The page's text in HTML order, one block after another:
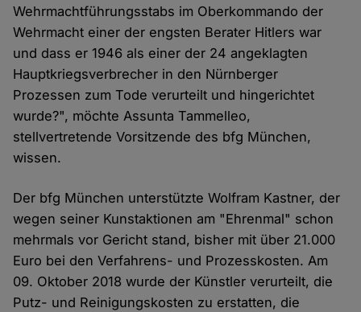
Wehrmachtführungsstabs im Oberkommando der
Wehrmacht einer der engsten Berater Hitlers war
und dass er 1946 als einer der 24 angeklagten
Hauptkriegsverbrecher in den Nürnberger
Prozessen zum Tode verurteilt und hingerichtet
wurde?", möchte Assunta Tammelleo,
stellvertretende Vorsitzende des bfg München,
wissen.
Der bfg München unterstützte Wolfram Kastner, der
wegen seiner Kunstaktionen am "Ehrenmal" schon
mehrmals vor Gericht stand, bisher mit über 21.000
Euro bei den Verfahrens- und Prozesskosten. Am
09. Oktober 2018 wurde der Künstler verurteilt, die
Putz- und Reinigungskosten zu erstatten, die